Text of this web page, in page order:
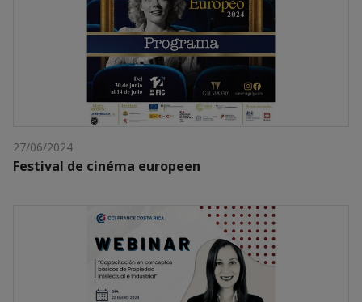
27/06/2024
Festival de cinéma europeen